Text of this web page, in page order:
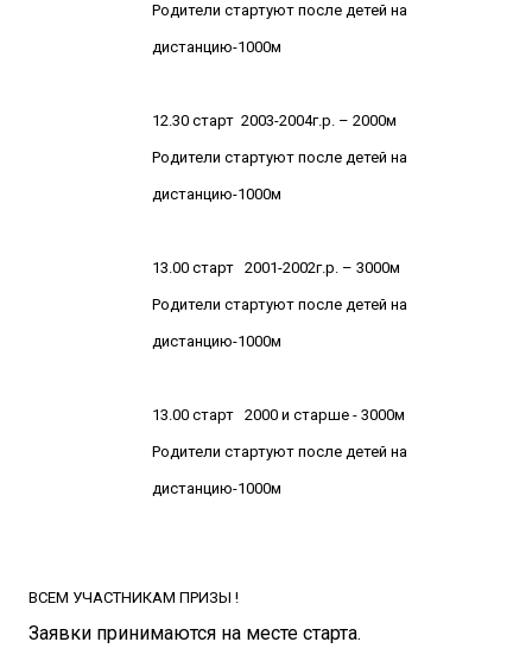
Родители стартуют после детей на
дистанцию-1000м
12.30 старт 2003-2004г.р. – 2000м
Родители стартуют после детей на
дистанцию-1000м
13.00 старт 2001-2002г.р. – 3000м
Родители стартуют после детей на
дистанцию-1000м
13.00 старт 2000 и старше - 3000м
Родители стартуют после детей на
дистанцию-1000м
ВСЕМ УЧАСТНИКАМ ПРИЗЫ !
Заявки принимаются на месте старта.